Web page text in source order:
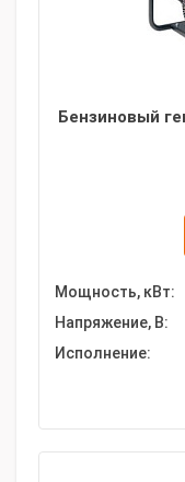
Бензиновый
Мощность, кВт:
Напряжение, В:
Исполнение: